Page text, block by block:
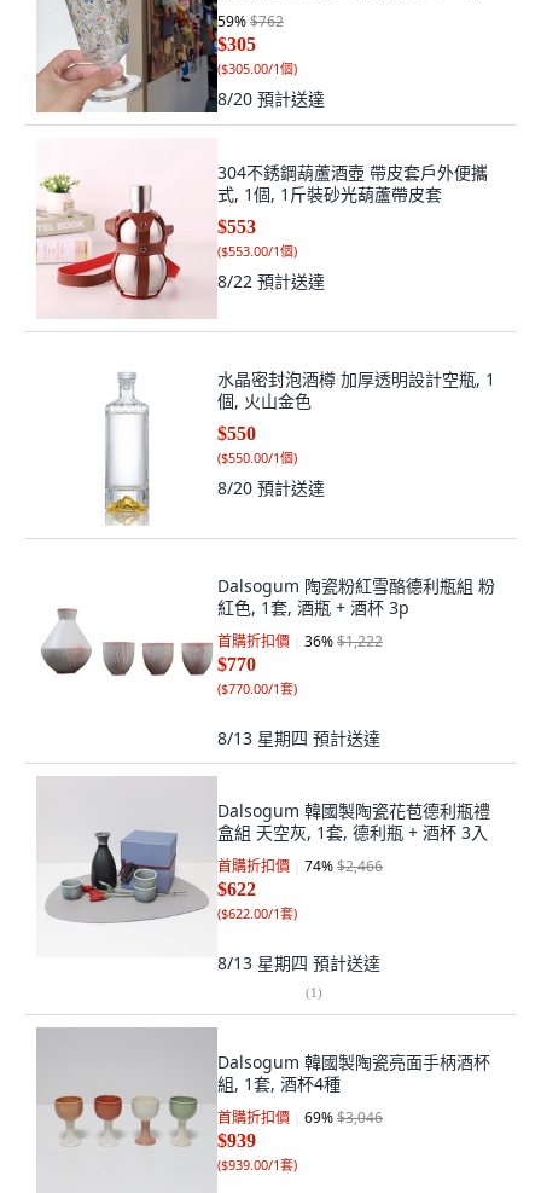
59%$762
$305
($305.00/1個)
8/20 預計送達
304不銹鋼葫蘆酒壺 帶皮套戶外便攜
式, 1個, 1斤裝砂光葫蘆帶皮套
$553
($553.00/1個)
8/22 預計送達
水晶密封泡酒樽 加厚透明設計空瓶, 1
個, 火山金色
$550
($550.00/1個)
8/20 預計送達
Dalsogum 陶瓷粉紅雪酪德利瓶組 粉
紅色, 1套, 酒瓶 + 酒杯 3p
首購折扣價 36%$1,222
$770
($770.00/1套)
8/13 星期四 預計送達
Dalsogum 韓國製陶瓷花苞德利瓶禮
盒組 天空灰, 1套, 德利瓶 + 酒杯 3入
首購折扣價 74%$2,466
$622
($622.00/1套)
8/13 星期四 預計送達
(1)
Dalsogum 韓國製陶瓷亮面手柄酒杯
組, 1套, 酒杯4種
首購折扣價 69%$3,046
$939
($939.00/1套)